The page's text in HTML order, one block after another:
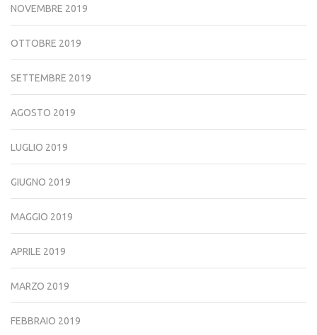
NOVEMBRE 2019
OTTOBRE 2019
SETTEMBRE 2019
AGOSTO 2019
LUGLIO 2019
GIUGNO 2019
MAGGIO 2019
APRILE 2019
MARZO 2019
FEBBRAIO 2019